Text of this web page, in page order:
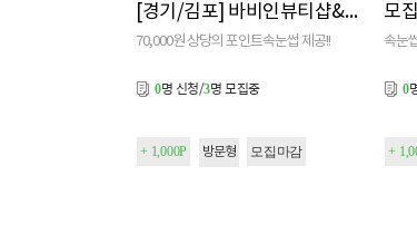
[경기/김포] 바비인뷰티샵&아카데미 본점
70,000원 상당의 포인트속눈썹 제공!!
0명 신청/3명 모집중
+ 1,000P 방문형 모집마감
속눈
0
+